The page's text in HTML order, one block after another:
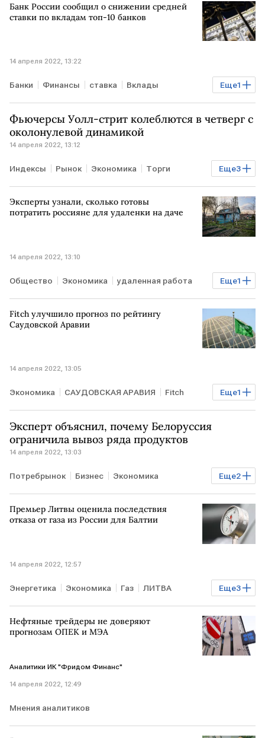
Банк России сообщил о снижении средней
ставки по вкладам топ-10 банков
14 апреля 2022, 13:22
Еще1
Банки Финансы ставка Вклады
Банк России
Фьючерсы Уолл-стрит колеблются в четверг с
околонулевой динамикой
14 апреля 2022, 13:12
Еще3
Индексы Рынок Экономика Торги
биржи США индекс Dow Jones
индекс NASDAQ
Эксперты узнали, сколько готовы
потратить россияне для удаленки на даче
14 апреля 2022, 13:10
Еще1
Общество Экономика удаленная работа
дача
Fitch улучшило прогноз по рейтингу
Саудовской Аравии
14 апреля 2022, 13:05
Еще1
Экономика САУДОВСКАЯ АРАВИЯ Fitch
рейтинг
Эксперт объяснил, почему Белоруссия
ограничила вывоз ряда продуктов
14 апреля 2022, 13:03
Еще2
Потребрынок Бизнес Экономика
БЕЛОРУССИЯ продукты
Премьер Литвы оценила последствия
отказа от газа из России для Балтии
14 апреля 2022, 12:57
Еще3
Энергетика Экономика Газ ЛИТВА
поставки газа Балтия Газовый вентиль
Нефтяные трейдеры не доверяют
прогнозам ОПЕК и МЭА
Аналитики ИК "Фридом Финанс"
14 апреля 2022, 12:49
Мнения аналитиков